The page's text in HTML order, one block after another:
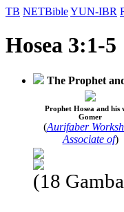
TB NETBibleYUN-IBR
Hosea 3:1-5
The Prophet
Prophet Hosea and his
Gomer
(Aurifaber
Associate of)
(18